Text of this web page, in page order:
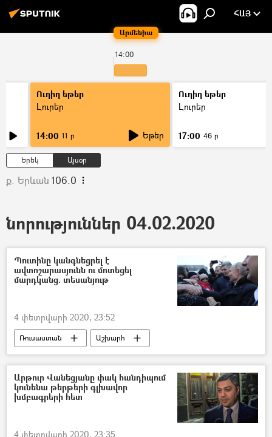
Արմենիա
ՀԱՅ
14:00
Ուղիղ եթեր
Լուրեր
14:00 11 ր Եթեր
Ուղիղ եթեր
Լուրեր
17:00 46 ր
Երեկ Այսօր
ք. Երևան 106.0
նորություններ 04.02.2020
Պուտինը կանգնեցրել է
ավտոշարասյունն ու մոտեցել
մարդկանց. տեսանյութ
4 փետրվարի 2020, 23:52
Ռուսաստան
Աշխարհ
Վլադիմիր Պուտին
տեսանյութ
Արթուր Վանեցյանը փակ հանդիպում
կունենա թերթերի գլխավոր
խմբագրերի հետ
4 փետրվարի 2020, 23:35